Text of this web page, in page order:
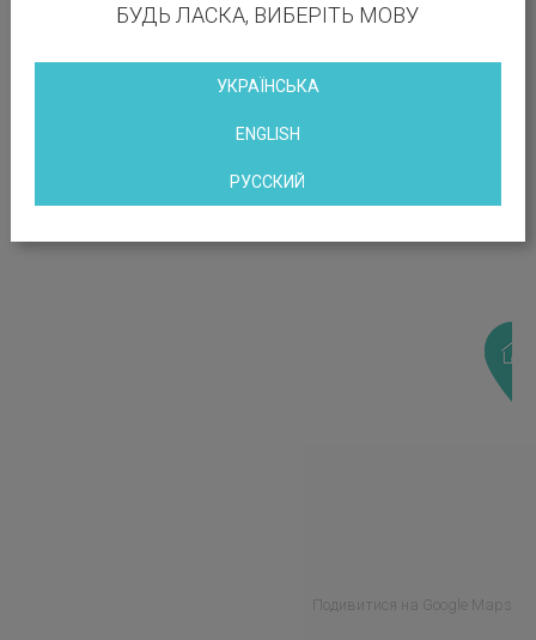
РОЗТАШУВАННЯ ОБ’ЄКТА
Подивитися на Google Maps
БУДЬ ЛАСКА, ВИБЕРІТЬ МОВУ
УКРАЇНСЬКА
ENGLISH
РУССКИЙ